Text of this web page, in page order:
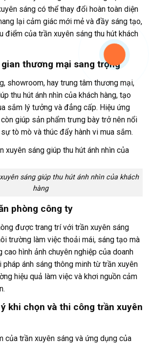
sáng có thể thay đổi hoàn toàn diện
lại cảm giác mới mẻ và đầy sáng tạo,
điểm của trần xuyên sáng thu hút khách
thương mại sang trọng
showroom, hay trung tâm thương mại,
thu hút ánh nhìn của khách hàng, tạo
sắm lý tưởng và đẳng cấp. Hiệu ứng
giúp sản phẩm trưng bày trở nên nổi
tò mò và thúc đẩy hành vi mua sắm.
sáng giúp thu hút ánh nhìn của khách
hàng
phòng công ty
được trang trí với trần xuyên sáng
trường làm việc thoải mái, sáng tạo mà
cao hình ảnh chuyên nghiệp của doanh
pháp ánh sáng thông minh từ trần xuyên
hiệu quả làm việc và khơi nguồn cảm
khi chọn và thi công trần xuyên
của trần xuyên sáng và ứng dụng của